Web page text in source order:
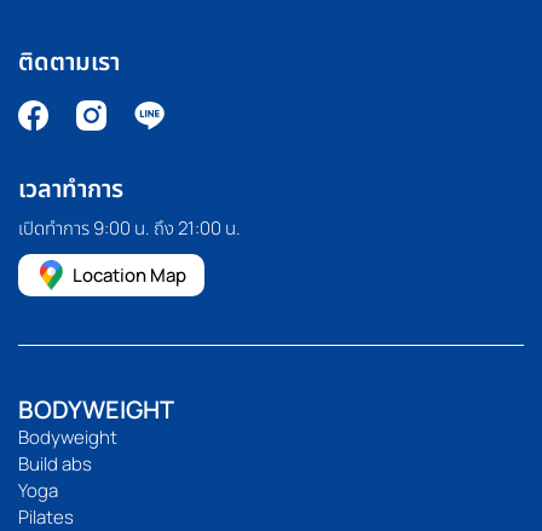
ติดตามเรา
เวลาทำการ
เปิดทำการ 9:00 น. ถึง 21:00 น.
Location Map
BODYWEIGHT
Bodyweight
Build abs
Yoga
Pilates